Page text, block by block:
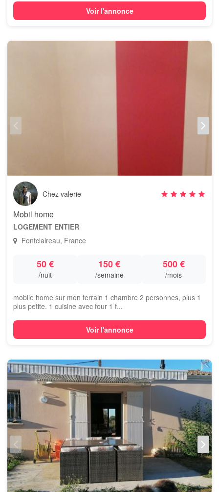
Voir l'annonce
Chez valerie
Mobil home
LOGEMENT ENTIER
Fontclaireau, France
50 €
/nuit
150 €
/semaine
500 €
/mois
mobile home sur mon terrain 1 chambre 2 personnes, plus 1
plus petite. 1 cuisine avec four 1 f...
Voir l'annonce